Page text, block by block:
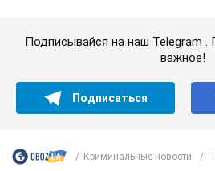
Подписывайся на наш Telegram .
важное!
Подписаться
Криминальные новости